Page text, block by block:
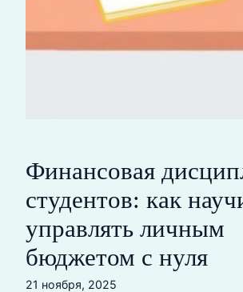
Финансовая
студентов: как
управлять личным
бюджетом с нуля
21 ноября, 2025